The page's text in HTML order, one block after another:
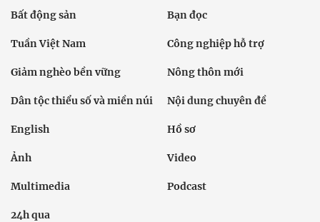
Bất động sản Bạn đọc
Tuần Việt Nam Công nghiệp hỗ trợ
Giảm nghèo bền vững Nông thôn mới
Dân tộc thiểu số và miền núi Nội dung chuyên đề
English Hồ sơ
Ảnh Video
Multimedia Podcast
24h qua